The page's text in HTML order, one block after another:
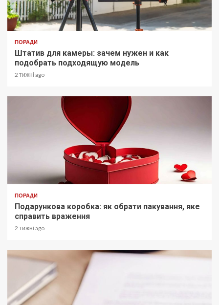
ПОРАДИ
Штатив для камеры: зачем нужен и как
подобрать подходящую модель
2 тижні ago
ПОРАДИ
Подарункова коробка: як обрати пакування, яке
справить враження
2 тижні ago